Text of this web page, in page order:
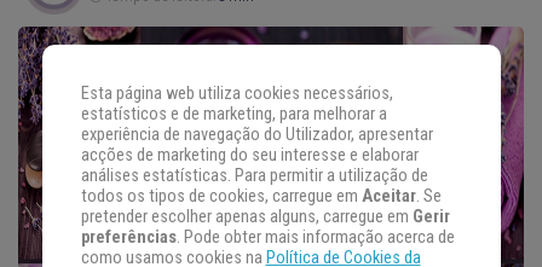
Esta página web utiliza cookies necessários,
estatísticos e de marketing, para melhorar a
experiência de navegação do Utilizador, apresentar
acções de marketing do seu interesse e elaborar
análises estatísticas. Para permitir a utilização de
todos os tipos de cookies, carregue em Aceitar. Se
pretender escolher apenas alguns, carregue em Gerir
preferências. Pode obter mais informação acerca de
como usamos cookies na Política de Cookies da